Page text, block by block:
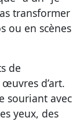
transformer
ou en scènes
de
d’art.
souriant avec
yeux, des